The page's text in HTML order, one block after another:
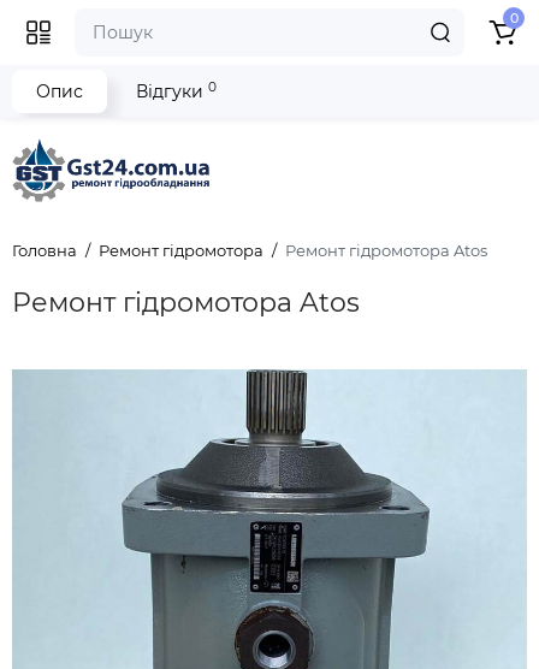
0
Головна Ремонт гідромотора Ремонт гідромотора Atos
Ремонт гідромотора Atos
Опис Відгуки 0